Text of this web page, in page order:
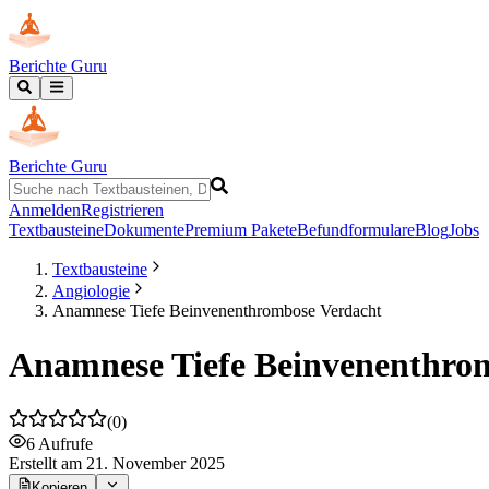
Berichte Guru
Berichte Guru
AnmeldenRegistrieren
TextbausteineDokumentePremium PaketeBefundformulareBlogJobs
Textbausteine
Angiologie
Anamnese Tiefe Beinvenenthrombose Verdacht
Anamnese Tiefe
(0)
6 Aufrufe
Erstellt am 21. November 2025